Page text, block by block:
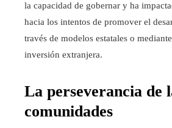
la capacidad de gobernar y ha
hacia los intentos de promover el
través de modelos estatales o
inversión extranjera.
La perseverancia de
comunidades